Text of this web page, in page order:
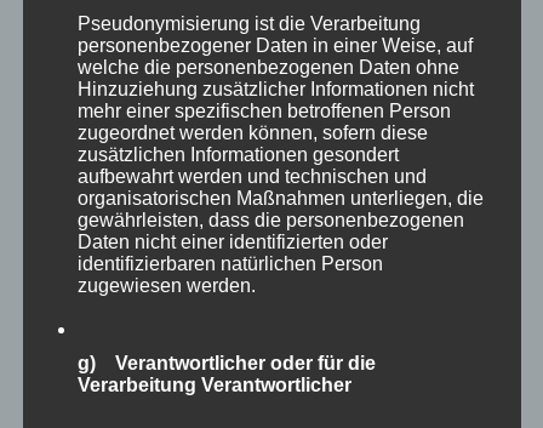
Autor
adminmp
Veröffentlicht
am
26. Juni 2021 Kategorien
Impulse zur persönlichen
Reflexion
Schlagwörter
aufhören,Podcast,schlechtes Gewissen,
Selbstbestimmtheit,Selbstreflexion,Spaß,Zufriedenheit
Schreibe einen Kommentarzu
als
Podcast:
Der
MP
Impuls
zur
Selbstreflexion
Der MP Impuls zum
Wochenende
Pseudonymisierung ist die Verarbeitung
personenbezogener Daten in einer Weise, auf
welche die personenbezogenen Daten ohne
Hinzuziehung zusätzlicher Informationen nicht
mehr einer spezifischen betroffenen Person
zugeordnet werden können, sofern diese
zusätzlichen Informationen gesondert
aufbewahrt werden und technischen und
organisatorischen Maßnahmen unterliegen, die
gewährleisten, dass die personenbezogenen
Daten nicht einer identifizierten oder
identifizierbaren natürlichen Person
zugewiesen werden.
g) Verantwortlicher oder für die
Verarbeitung Verantwortlicher